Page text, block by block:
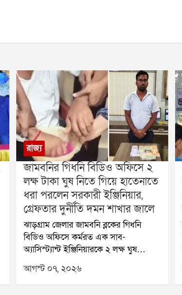
রাজ্য
জামবনির গিধনি বিডিও অফিসে ২
লক্ষ টাকা ঘুষ নিতে গিয়ে হাতেনাতে
ধরা পরলেন সরকারী ইঞ্জিনিয়ার,
গ্রেফতার দুর্নীতি দমন শাখার জালে
ঝাড়গ্রাম জেলার জামবনি ব্লকের গিধনি
বিডিও অফিসে কর্মরত এক সাব-
অ্যাসিস্ট্যান্ট ইঞ্জিনিয়ারকে ২ লক্ষ ঘুষ
নেওয়ার অভিযোগে হাতেনাতে গ্রেফতার
করল রাজ্য দুর্নীতি দমন শাখা (Anti-
Corruption Branch বা ACB)। বুধবার
আগস্ট ০৭, ২০২৬